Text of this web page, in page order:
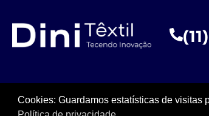
Cookies: Guardamos estatísticas de visitas